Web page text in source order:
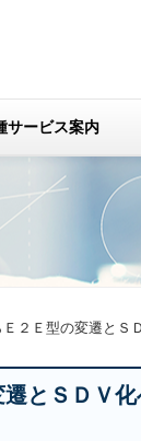
サービス案内
２Ｅ型の変遷と
とＳＤＶ